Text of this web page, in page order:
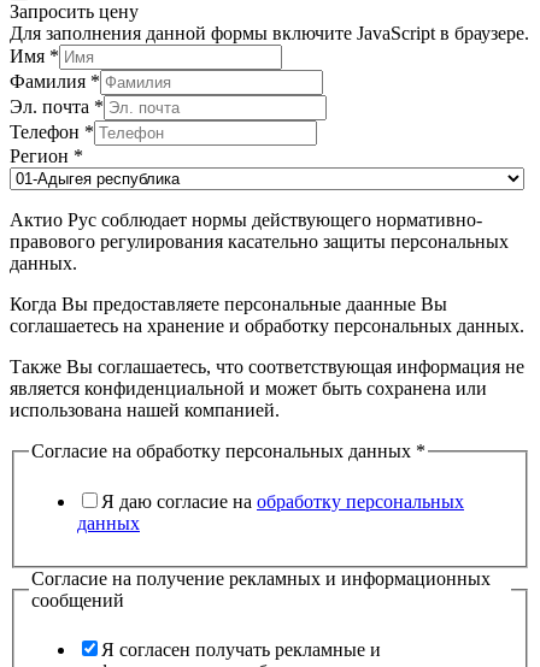
Запросить цену
Для заполнения данной формы включите JavaScript в браузере.
Имя *
Фамилия *
Эл. почта *
Телефон *
Регион *
Актио Рус соблюдает нормы действующего нормативно-
правового регулирования касательно защиты персональных
данных.
Когда Вы предоставляете персональные даанные Вы
соглашаетесь на хранение и обработку персональных данных.
Также Вы соглашаетесь, что соответствующая информация не
является конфиденциальной и может быть сохранена или
использована нашей компанией.
Согласие на обработку персональных данных *
Я даю согласие на обработку персональных
данных
Согласие на получение рекламных и информационных
сообщений
Я согласен получать рекламные и